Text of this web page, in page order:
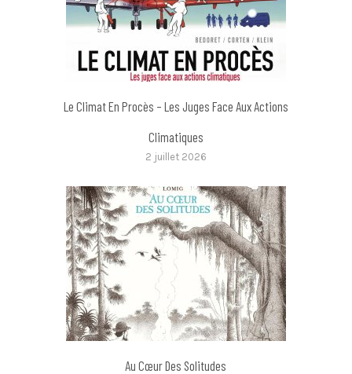
Le Climat En Procès – Les Juges Face Aux Actions
Climatiques
2 juillet 2026
Au Cœur Des Solitudes